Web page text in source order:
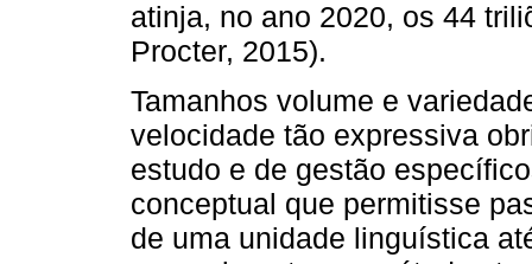
atinja, no ano 2020, os 44
Procter, 2015).
Tamanhos volume e
velocidade tão expressiva
estudo e de gestão
conceptual que permitisse
de uma unidade linguística